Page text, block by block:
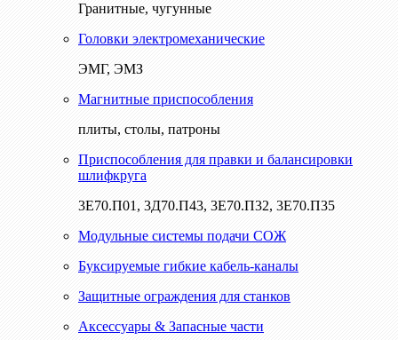
Гранитные, чугунные
Головки электромеханические
ЭМГ, ЭМЗ
Магнитные приспособления
плиты, столы, патроны
Приспособления для правки и балансировки
шлифкруга
3Е70.П01, 3Д70.П43, 3Е70.П32, 3Е70.П35
Модульные системы подачи СОЖ
Буксируемые гибкие кабель-каналы
Защитные ограждения для станков
Аксессуары & Запасные части